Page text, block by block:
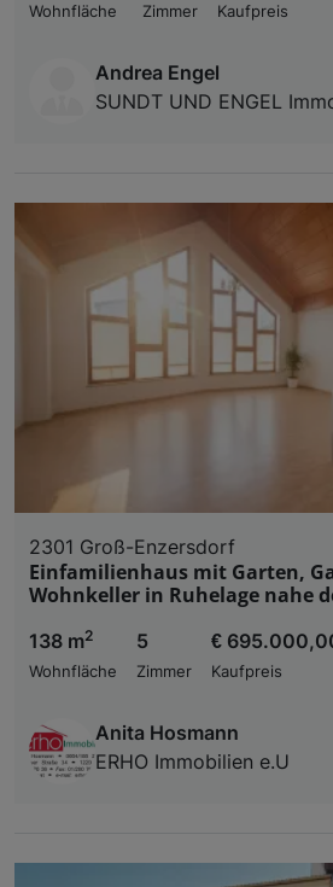
Wohnfläche
Zimmer Kaufpreis
Andrea Engel
SUNDT UND ENGEL
2301 Groß-Enzersdorf
Einfamilienhaus mit Garten,
Wohnkeller in Ruhelage nahe
138 m2
Wohnfläche
5
Zimmer
€
Kaufpreis
Anita Hosmann
ERHO Immobilien e.U